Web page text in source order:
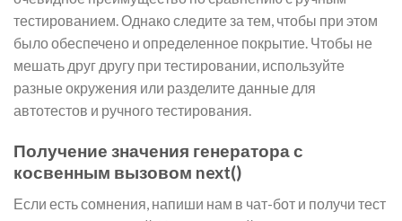
тестированием. Однако следите за тем, чтобы при этом
было обеспечено и определенное покрытие. Чтобы не
мешать друг другу при тестировании, используйте
разные окружения или разделите данные для
автотестов и ручного тестирования.
Получение значения генератора с
косвенным вызовом next()
Если есть сомнения, напиши нам в чат-бот и получи тест